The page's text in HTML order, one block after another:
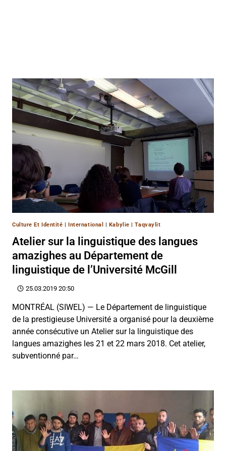
Culture Et Identité International Kabylie |Taqvaylit
Atelier sur la linguistique des langues
amazighes au Département de
linguistique de l’Université McGill
25.03.2019 20:50
MONTRÉAL (SIWEL) — Le Département de linguistique
de la prestigieuse Université a organisé pour la deuxième
année consécutive un Atelier sur la linguistique des
langues amazighes les 21 et 22 mars 2018. Cet atelier,
subventionné par…